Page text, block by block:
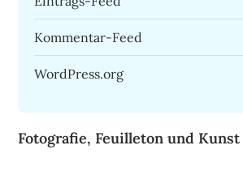
Kommentar-Feed
WordPress.org
Fotografie, Feuilleton und Kunst